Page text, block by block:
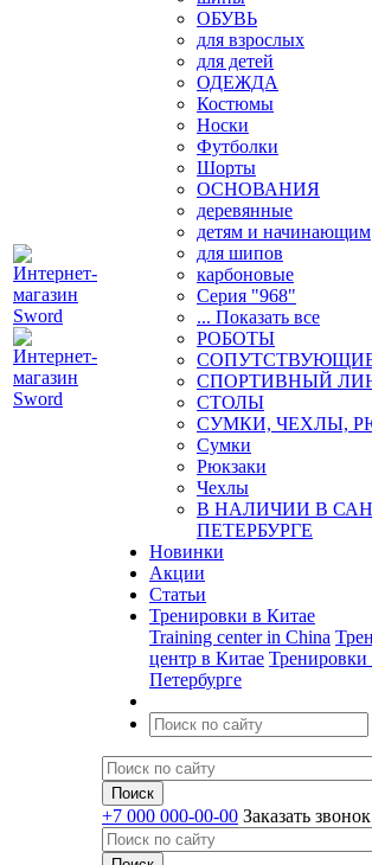
ОБУВЬ
для взрослых
для детей
ОДЕЖДА
Костюмы
Носки
Футболки
Шорты
ОСНОВАНИЯ
деревянные
детям и начинающим
для шипов
карбоновые
Серия "968"
... Показать все
РОБОТЫ
СПОРТИВНЫЙ
СТОЛЫ
СУМКИ, ЧЕХЛЫ,
Сумки
Рюкзаки
Чехлы
В НАЛИЧИИ В
ПЕТЕРБУРГЕ
Новинки
Акции
Статьи
Тренировки в Китае
Training center in China
центр в Китае Тренировки
Петербурге
+7 000 000-00-00 Заказать звонок